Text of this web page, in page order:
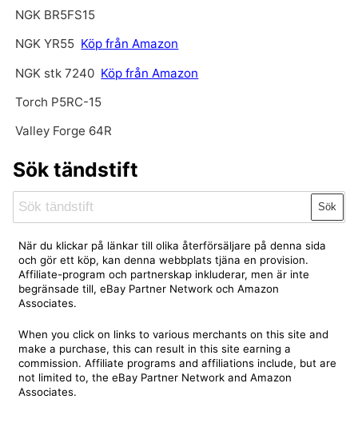
NGK BR5FS15
NGK YR55 Köp från Amazon
NGK stk 7240 Köp från Amazon
Torch P5RC-15
Valley Forge 64R
Sök tändstift
Sök
När du klickar på länkar till olika återförsäljare på denna sida
och gör ett köp, kan denna webbplats tjäna en provision.
Affiliate-program och partnerskap inkluderar, men är inte
begränsade till, eBay Partner Network och Amazon
Associates.
When you click on links to various merchants on this site and
make a purchase, this can result in this site earning a
commission. Affiliate programs and affiliations include, but are
not limited to, the eBay Partner Network and Amazon
Associates.